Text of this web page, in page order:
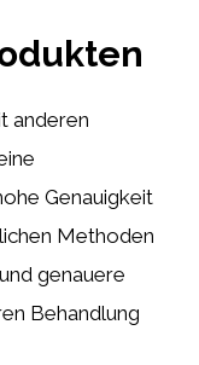
anderen
Genauigkeit
Methoden
genauere
Behandlung